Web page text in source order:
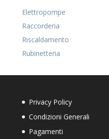
Elettropompe
Raccorderia
Riscaldamento
Rubinetteria
Privacy Policy
Condizioni Generali
Pagamenti